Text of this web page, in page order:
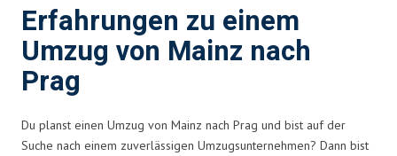
Erfahrungen zu einem
Umzug von Mainz nach
Prag
Du planst einen Umzug von Mainz nach Prag und bist auf der
Suche nach einem zuverlässigen Umzugsunternehmen? Dann bist